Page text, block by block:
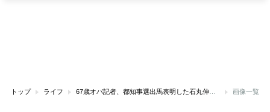
トップ ライフ 67歳オバ記者、都知事選出馬表明した石丸伸二さんの取材で安芸高田市へ 会いたかった理由と「67歳にはきつかった」過酷スケジュールについて 画像一覧